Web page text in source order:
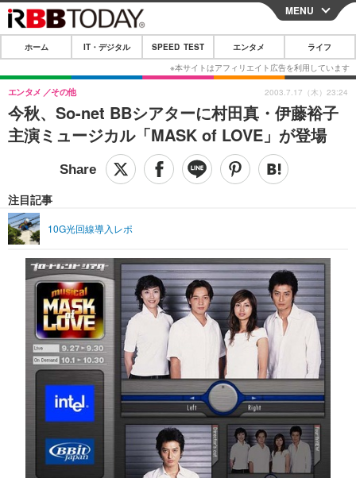
CLOSE
ホーム
IT・デジタル
IT・デジタルTOP スマートフォン
ショッピング その他
SPEED TEST
エンタメTOP 映画・ドラマ
グラビア ブログ
ショッピング その他
ライフTOP
その他
リリース一覧
プッシュ通知の停止方法
MENU
ホーム IT・デジタル SPEED TEST エンタメ ライフ
今秋、So-net BBシアターに村田真・伊藤裕子
主演ミュージカル「MASK of LOVE」が登場
エンタメ その他
注目記事
10G光回線導入レポ
2003.7.17（木）23:24